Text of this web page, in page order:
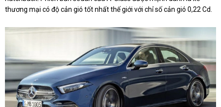
thương mại có độ cản gió tốt nhất thế giới với chỉ số cản gió 0,22 Cd.